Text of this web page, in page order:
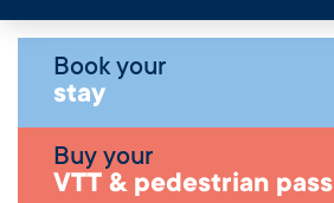
Book your
stay
Buy your
VTT & pedestrian pass